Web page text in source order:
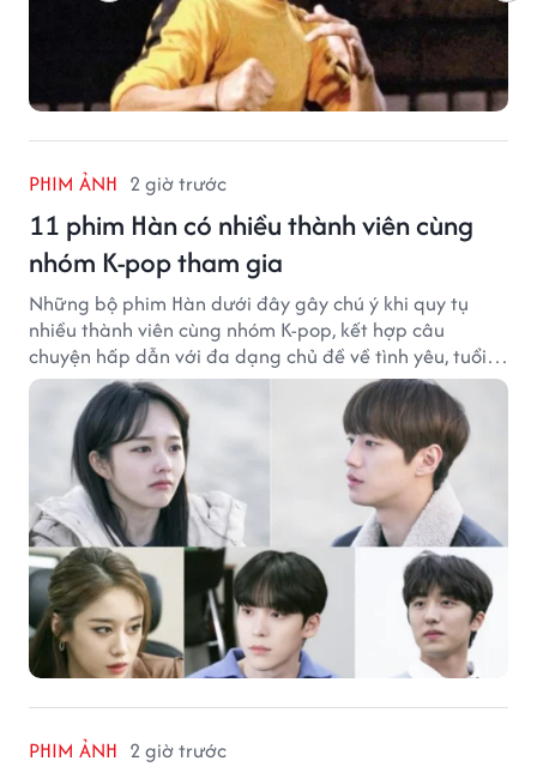
PHIM ẢNH 2 giờ trước
11 phim Hàn có nhiều thành viên cùng
nhóm K-pop tham gia
Những bộ phim Hàn dưới đây gây chú ý khi quy tụ
nhiều thành viên cùng nhóm K-pop, kết hợp câu
chuyện hấp dẫn với đa dạng chủ đề về tình yêu, tuổi
trẻ và ước mơ.
PHIM ẢNH 2 giờ trước